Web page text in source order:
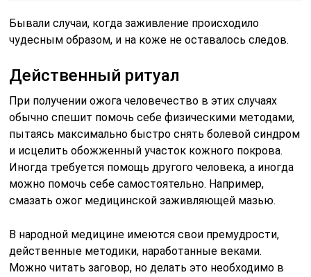
Бывали случаи, когда заживление происходило
чудесным образом, и на коже не оставалось следов.
Действенный ритуал
При получении ожога человечество в этих случаях
обычно спешит помочь себе физическими методами,
пытаясь максимально быстро снять болевой синдром
и исцелить обожженный участок кожного покрова.
Иногда требуется помощь другого человека, а иногда
можно помочь себе самостоятельно. Например,
смазать ожог медицинской заживляющей мазью.
В народной медицине имеются свои премудрости,
действенные методики, наработанные веками.
Можно читать заговор, но делать это необходимо в